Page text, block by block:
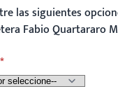
las siguientes
Fabio Quartararo